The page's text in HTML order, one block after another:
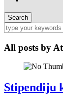
All posts by
Stipendiju